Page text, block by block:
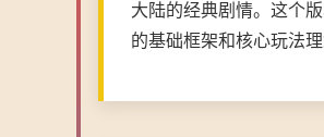
大陆的经典剧情。这个
的基础框架和核心玩法理